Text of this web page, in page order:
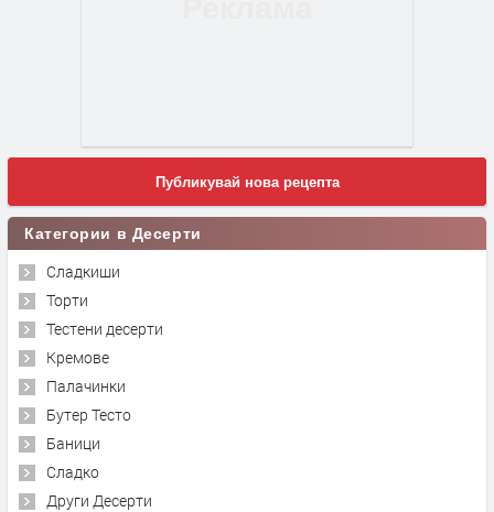
Публикувай нова рецепта
Категории в Десерти
Сладкиши
Торти
Тестени десерти
Кремове
Палачинки
Бутер Тесто
Баници
Сладко
Други Десерти